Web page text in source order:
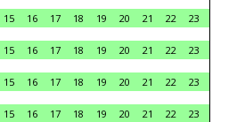
15 16 17 18 19 20 21 22
23
15 16 17 18 19 20 21 22
23
15 16 17 18 19 20 21 22
23
15 16 17 18 19 20 21 22
23